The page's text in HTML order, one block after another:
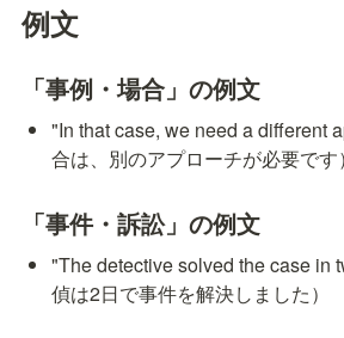
例文
「事例・場合」の例文
"In that case, we need a different
合は、別のアプローチが必要です）
「事件・訴訟」の例文
"The detective solved the case in
偵は2日で事件を解決しました）